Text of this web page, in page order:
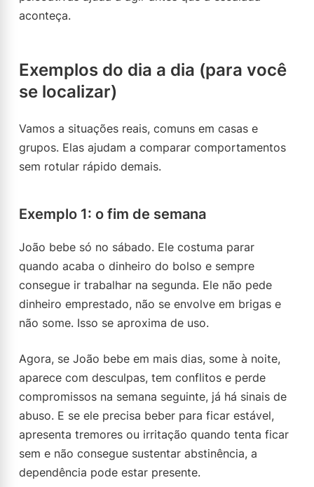
aconteça.
Exemplos do dia a dia (para você
se localizar)
Vamos a situações reais, comuns em casas e
grupos. Elas ajudam a comparar comportamentos
sem rotular rápido demais.
Exemplo 1: o fim de semana
João bebe só no sábado. Ele costuma parar
quando acaba o dinheiro do bolso e sempre
consegue ir trabalhar na segunda. Ele não pede
dinheiro emprestado, não se envolve em brigas e
não some. Isso se aproxima de uso.
Agora, se João bebe em mais dias, some à noite,
aparece com desculpas, tem conflitos e perde
compromissos na semana seguinte, já há sinais de
abuso. E se ele precisa beber para ficar estável,
apresenta tremores ou irritação quando tenta ficar
sem e não consegue sustentar abstinência, a
dependência pode estar presente.